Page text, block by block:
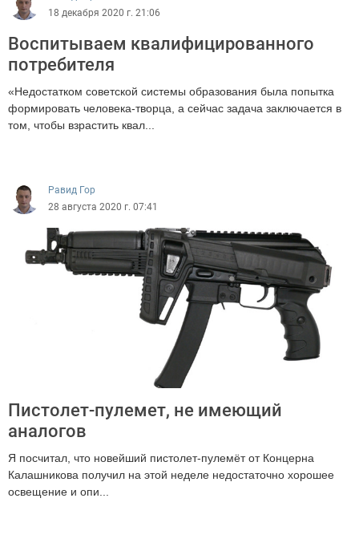
18 декабря 2020 г. 21:06
Воспитываем квалифицированного
потребителя
«Недостатком советской системы образования была попытка
формировать человека-творца, а сейчас задача заключается в
том, чтобы взрастить квал...
Равид Гор
28 августа 2020 г. 07:41
Пистолет-пулемет, не имеющий
аналогов
Я посчитал, что новейший пистолет-пулемёт от Концерна
Калашникова получил на этой неделе недостаточно хорошее
освещение и опи...